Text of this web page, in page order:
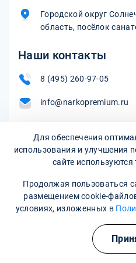
Городской округ
область, посёлок
Наши контакты
8 (495) 260-97-05
info@narkopremium.ru
Для обеспечения
использования и улучшения
сайте используются
Продолжая пользоваться
размещением cookie-
условиях, изложенных в